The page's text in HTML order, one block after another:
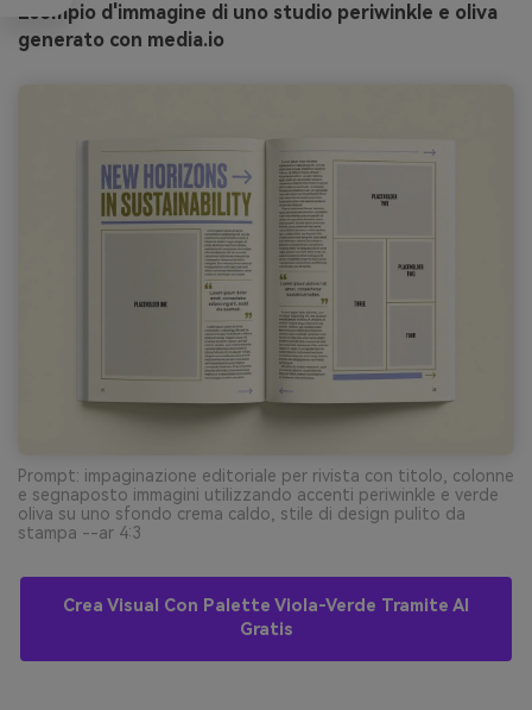
Esempio d'immagine di uno studio periwinkle e oliva
generato con media.io
Prompt: impaginazione editoriale per rivista con titolo, colonne
e segnaposto immagini utilizzando accenti periwinkle e verde
oliva su uno sfondo crema caldo, stile di design pulito da
stampa --ar 4:3
Crea Visual Con Palette Viola-Verde Tramite AI
Gratis